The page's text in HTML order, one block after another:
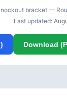
bracket —
Last updated:
Download